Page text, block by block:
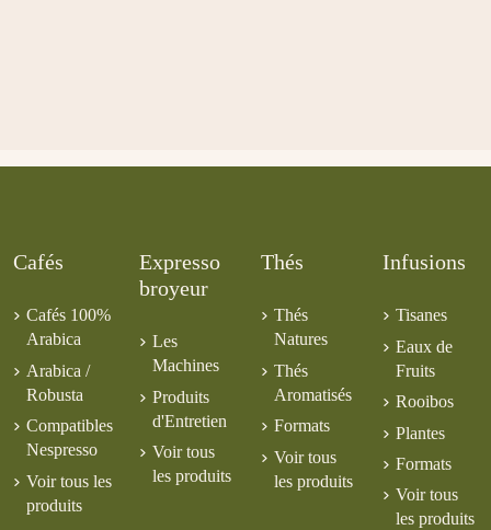
Amande -
5,00 €
Chaperon
Lavande
Cafés
Cafés 100%
Arabica
Arabica /
Robusta
Compatibles
Nespresso
Voir tous les
produits
Expresso
broyeur
Les
Machines
Produits
d'Entretien
Voir tous
les produits
Thés
Thés
Natures
Thés
Aromatisés
Formats
Voir tous
les produits
Infusions
Tisanes
Eaux de
Fruits
Rooibos
Plantes
Formats
Voir tous
les produits